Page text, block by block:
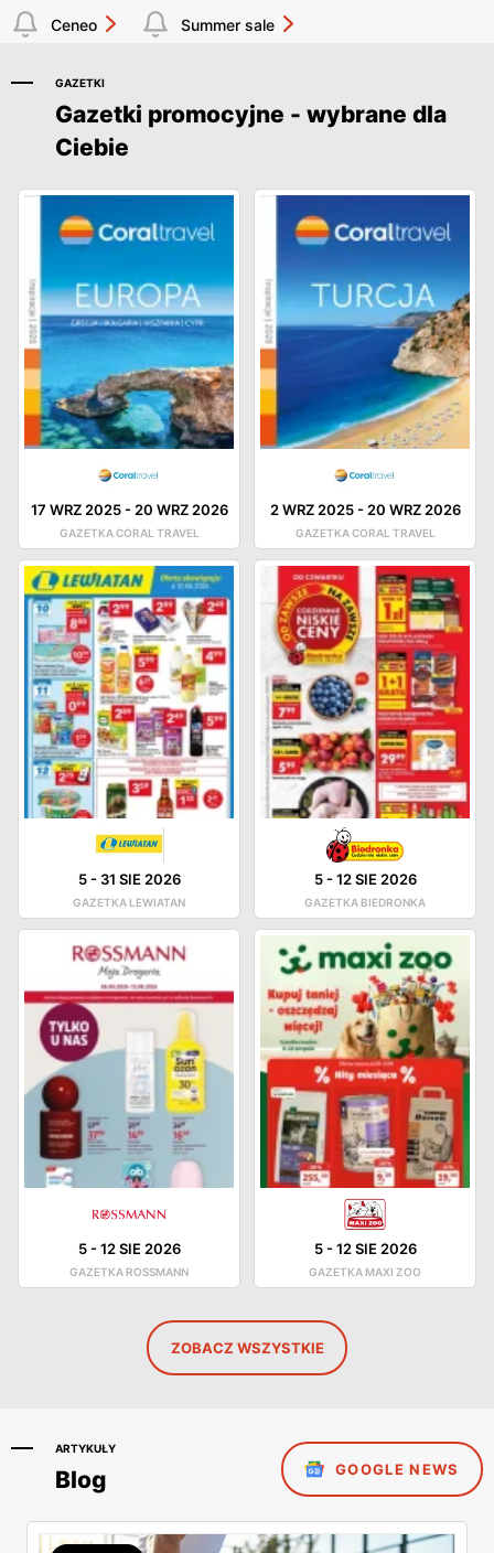
Ceneo Summer sale
GAZETKI
Gazetki promocyjne - wybrane dla
Ciebie
17 WRZ 2025- 20 WRZ 2026
GAZETKA CORAL TRAVEL
2 WRZ 2025- 20 WRZ 2026
GAZETKA CORAL TRAVEL
5- 31 SIE 2026
GAZETKA LEWIATAN
5-12 SIE 2026
GAZETKA BIEDRONKA
5-12 SIE 2026
GAZETKA ROSSMANN
5-12 SIE 2026
GAZETKA MAXI ZOO
ZOBACZ WSZYSTKIE
ARTYKUŁY
Blog GOOGLE NEWS